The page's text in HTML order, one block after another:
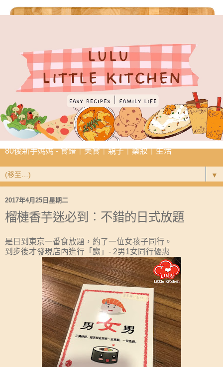
80後新手媽媽 - 食譜｜美食｜親子｜藥妝｜生活
▼
2017年4月25日星期二
榴槤香芋迷必到︰不錯的日式放題
是日到東京一番食放題，約了一位女孩子同行。
到步後才發現店內進行「嬲」- 2男1女同行優惠